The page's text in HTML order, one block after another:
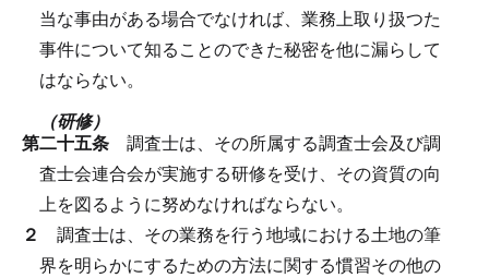
当な事由がある場合でなければ、業務上取り扱つた
事件について知ることのできた秘密を他に漏らして
はならない。
（研修）
第二十五条 調査士は、その所属する調査士会及び調
査士会連合会が実施する研修を受け、その資質の向
上を図るように努めなければならない。
２ 調査士は、その業務を行う地域における土地の筆
界を明らかにするための方法に関する慣習その他の